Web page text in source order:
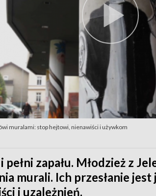
muralami: stop hejtowi, nienawiści i używkom
pełni zapału. Młodzież z
murali. Ich przesłanie
i uzależnień.